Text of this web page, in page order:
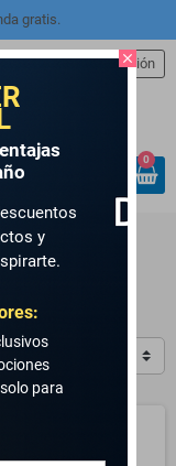
gratis.
personIniciar sesión
0
close
y
para